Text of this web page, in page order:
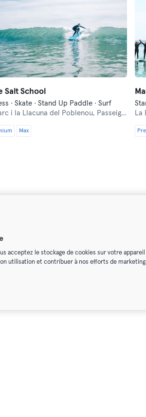
Salt School
· Skate · Stand Up Paddle · Surf
i la Llacuna del Poblenou, Passeig Marítim del Bogatell, 3574
Max
La
acceptez le stockage de cookies sur votre appareil
utilisation et contribuer à nos efforts de